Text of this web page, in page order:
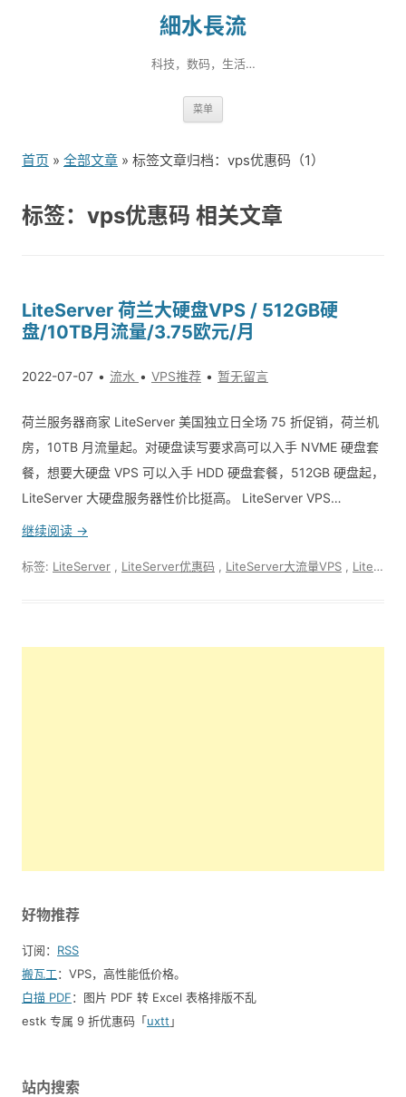
細水長流
科技，数码，生活…
菜单
首页 » 全部文章 » 标签文章归档：vps优惠码（1）
标签：vps优惠码 相关文章
LiteServer 荷兰大硬盘VPS / 512GB硬
盘/10TB月流量/3.75欧元/月
2022-07-07 流水 VPS推荐 暂无留言
荷兰服务器商家 LiteServer 美国独立日全场 75 折促销，荷兰机
房，10TB 月流量起。对硬盘读写要求高可以入手 NVME 硬盘套
餐，想要大硬盘 VPS 可以入手 HDD 硬盘套餐，512GB 硬盘起，
LiteServer 大硬盘服务器性价比挺高。 LiteServer VPS…
继续阅读 →
标签: LiteServer LiteServer优惠码 LiteServer大流量VPS LiteServer怎么样
好物推荐
订阅： RSS
搬瓦工：VPS，高性能低价格。️
白描 PDF：图片 PDF 转 Excel 表格排版不乱
estk 专属 9 折优惠码「uxtt 」
站内搜索